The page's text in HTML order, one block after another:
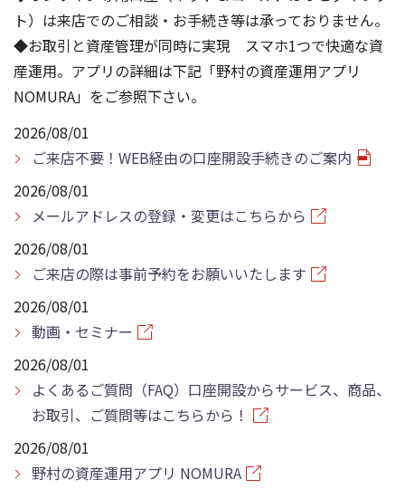
ト）は来店でのご相談・お手続き等は承っておりません。
◆お取引と資産管理が同時に実現 スマホ1つで快適な資
産運用。アプリの詳細は下記「野村の資産運用アプリ
NOMURA」をご参照下さい。
2026/08/01
ご来店不要！WEB経由の口座開設手続きのご案内
2026/08/01
メールアドレスの登録・変更はこちらから
2026/08/01
ご来店の際は事前予約をお願いいたします
2026/08/01
動画・セミナー
2026/08/01
よくあるご質問（FAQ）口座開設からサービス、商品、
お取引、ご質問等はこちらから！
2026/08/01
野村の資産運用アプリ NOMURA